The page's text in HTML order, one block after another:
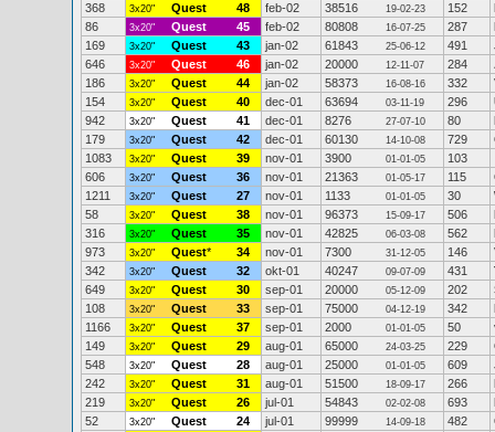
368
3x20" Quest 48 feb-02 38516 19-02-23 152
86
3x20" Quest 45 feb-02 80808 16-07-25 287
169
3x20" Quest 43 jan-02 61843 25-06-12 491
646
3x20" Quest 46 jan-02 20000 12-11-07 284
186
3x20" Quest 44 jan-02 58373 16-08-16 332
154
3x20" Quest 40 dec-01 63694 03-11-19 296
942
3x20" Quest 41 dec-01 8276 27-07-10 80
179
3x20" Quest 42 dec-01 60130 14-10-08 729
1083
3x20" Quest 39 nov-01 3900 01-01-05
103
606
3x20" Quest 36 nov-01 21363 01-05-17 115
1211
3x20" Quest 27 nov-01 1133 01-01-05 30
58
3x20" Quest 38 nov-01 96373 15-09-17 506
316
3x20" Quest 35 nov-01 42825 06-03-08 562
973
3x20" Quest* 34 nov-01 7300 31-12-05 146
342
3x20" Quest 32 okt-01 40247 09-07-09 431
649
3x20" Quest 30 sep-01 20000 05-12-09 202
108
3x20" Quest 33 sep-01 75000 04-12-19 342
1166
3x20" Quest 37 sep-01 2000 01-01-05 50
149
3x20" Quest 29 aug-01 65000 24-03-25 229
548
3x20" Quest 28 aug-01 25000 01-01-05 609
242
3x20" Quest 31 aug-01 51500 18-09-17 266
219
3x20" Quest 26 jul-01 54843 02-02-08 693
52
3x20" Quest 24 jul-01 99999 14-09-18 482